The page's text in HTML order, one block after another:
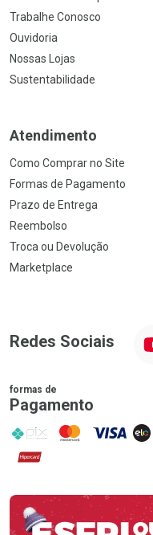
Trabalhe Conosco
Ouvidoria
Nossas Lojas
Sustentabilidade
Atendimento
Como Comprar no Site
Formas de Pagamento
Prazo de Entrega
Reembolso
Troca ou Devolução
Marketplace
Redes Sociais
formas de
Pagamento
PIX MasterCard
VISA ELO
Hipercard
Promoção em